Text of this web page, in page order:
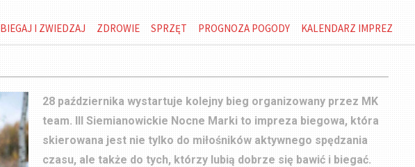
BIEGAJ I ZWIEDZAJ ZDROWIE SPRZĘT PROGNOZA POGODY KALENDARZ IMPREZ
28 października wystartuje kolejny bieg organizowany przez MK
team. III Siemianowickie Nocne Marki to impreza biegowa, która
skierowana jest nie tylko do miłośników aktywnego spędzania
czasu, ale także do tych, którzy lubią dobrze się bawić i biegać.